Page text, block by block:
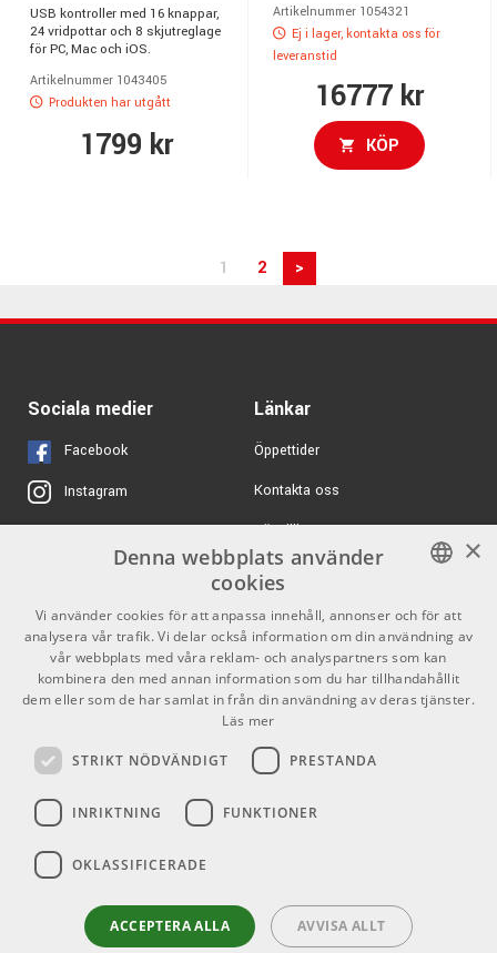
USB kontroller med 16 knappar,
24 vridpottar och 8 skjutreglage
för PC, Mac och iOS.
Artikelnummer 1043405
Produkten har utgått
1799 kr
Artikelnummer 1054321
Ej i lager, kontakta oss för
leveranstid
16777 kr
KÖP
1 2 >
Sociala medier
Facebook
Instagram
X
Youtube
TikTok
Länkar
Öppettider
Kontakta oss
Köpvillkor
Butiken
Varumärken
GDPR & Cookies
Kontakt
Info
Mån-Fre: 10.00-18.00
Helgdagar
SWEDISH
ENGLISH
×
Denna webbplats använder
cookies
Vi använder cookies för att anpassa innehåll, annonser och för att
analysera vår trafik. Vi delar också information om din användning av
vår webbplats med våra reklam- och analyspartners som kan
kombinera den med annan information som du har tillhandahållit
dem eller som de har samlat in från din användning av deras tjänster.
Läs mer
STRIKT NÖDVÄNDIGT PRESTANDA
INRIKTNING FUNKTIONER
OKLASSIFICERADE
ACCEPTERA ALLA AVVISA ALLT